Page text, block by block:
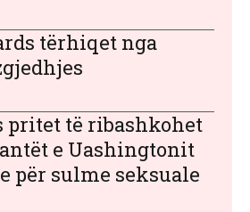
tërhiqet nga
pritet të ribashkohet
e Uashingtonit
për sulme seksuale